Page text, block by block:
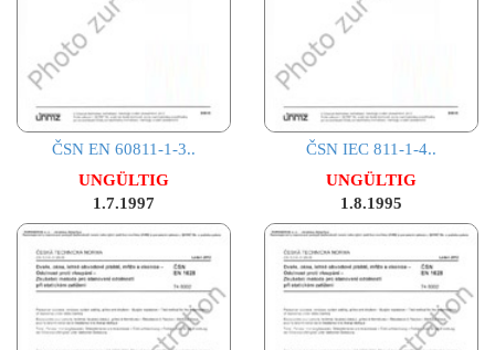
ČSN EN 60811-1-3..
UNGÜLTIG
1.7.1997
ČSN IEC 811-1-4..
UNGÜLTIG
1.8.1995